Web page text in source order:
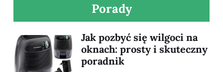
Porady
Jak pozbyć się wilgoci na
oknach: prosty i skuteczny
poradnik